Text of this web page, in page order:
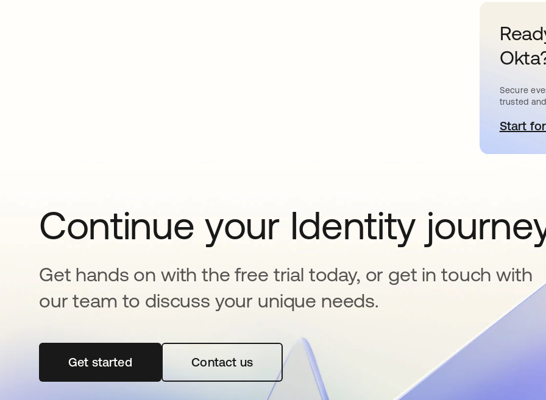
Secure
trusted
Start
Continue your Identity
Get hands on with the free trial today, or get in touch with
our team to discuss your unique needs.
Get startedabre em uma nova guia
Contact us